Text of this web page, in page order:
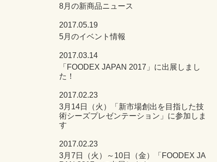
8月の新商品ニュース
2017.05.19
5月のイベント情報
2017.03.14
「FOODEX JAPAN 2017」に出展しまし
た！
2017.02.23
3月14日（火）「新市場創出を目指した技
術シーズプレゼンテーション」に参加しま
す
2017.02.23
3月7日（火）～10日（金）「FOODEX JA